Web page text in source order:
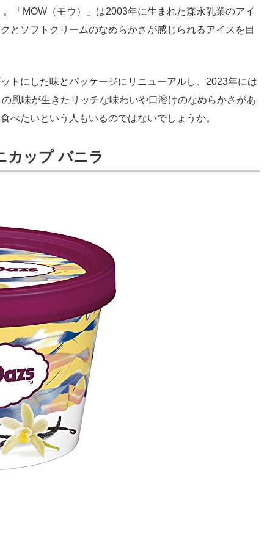
「MOW（モウ）」は2003年に生まれた森永乳業のアイ
とソフトクリームのなめらかさが感じられるアイスを目
トにした味とパッケージにリニューアルし、2023年には
風味が生きたリッチな味わいや口溶けのなめらかさがあ
べたいという人もいるのではないでしょうか。
カップ バニラ